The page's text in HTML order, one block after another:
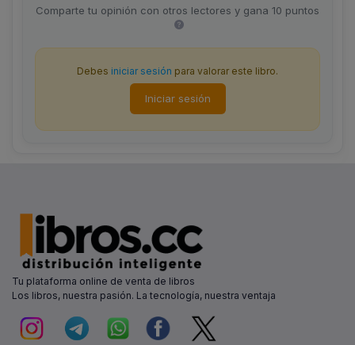
Comparte tu opinión con otros lectores y gana 10 puntos
Debes iniciar sesión para valorar este libro.
Iniciar sesión
Tu plataforma online de venta de libros
Los libros, nuestra pasión. La tecnología, nuestra ventaja